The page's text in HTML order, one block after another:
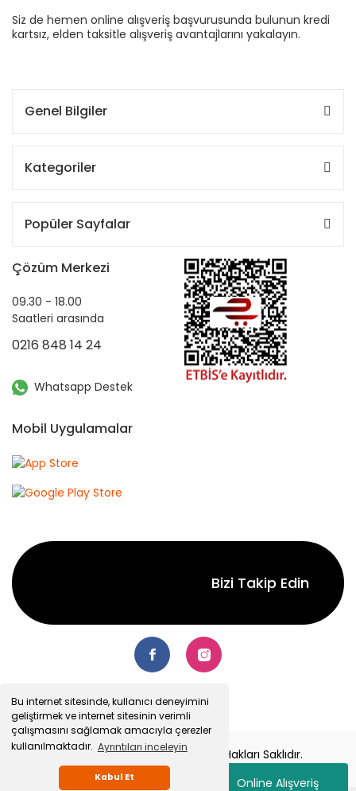
Bu internet sitesinde, kullanıcı deneyimini
geliştirmek ve internet sitesinin verimli
çalışmasını sağlamak amacıyla çerezler
kullanılmaktadır. Ayrıntıları inceleyin
Kabul Et Online Alışveriş
Siz de hemen online alışveriş başvurusunda bulunun kredi
kartsız, elden taksitle alışveriş avantajlarını yakalayın.
Genel Bilgiler
Kategoriler
Popüler Sayfalar
Çözüm Merkezi
09.30 - 18.00
Saatleri arasında
0216 848 14 24
Whatsapp Destek
Mobil Uygulamalar
Bizi Takip Edin
© 2022 Senetsepet.com. Tüm Hakları Saklıdır.